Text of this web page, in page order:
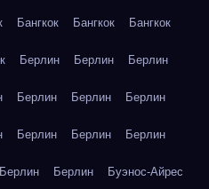
Бангкок Бангкок Бангкок
Берлин Берлин Берлин
Берлин Берлин Берлин
Берлин Берлин Берлин
Берлин Берлин Буэнос-Айрес